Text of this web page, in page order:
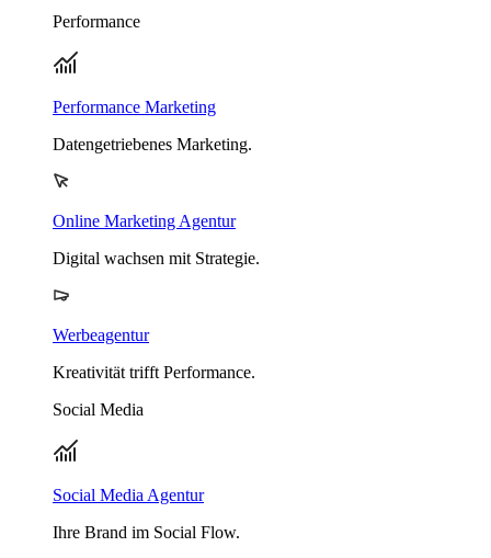
Performance
Performance Marketing
Datengetriebenes Marketing.
Online Marketing Agentur
Digital wachsen mit Strategie.
Werbeagentur
Kreativität trifft Performance.
Social Media
Social Media Agentur
Ihre Brand im Social Flow.